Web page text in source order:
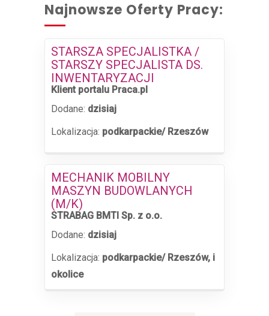
Najnowsze Oferty Pracy:
STARSZA SPECJALISTKA /
STARSZY SPECJALISTA DS.
INWENTARYZACJI
Klient portalu Praca.pl
Dodane: dzisiaj
Lokalizacja: podkarpackie/ Rzeszów
MECHANIK MOBILNY
MASZYN BUDOWLANYCH
(M/K)
STRABAG BMTI Sp. z o.o.
Dodane: dzisiaj
Lokalizacja: podkarpackie/ Rzeszów, i
okolice